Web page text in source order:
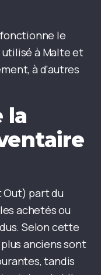
le
utilisé à Malte et
à d'autres
la
Out) part du
achetés ou
Selon cette
anciens sont
tandis